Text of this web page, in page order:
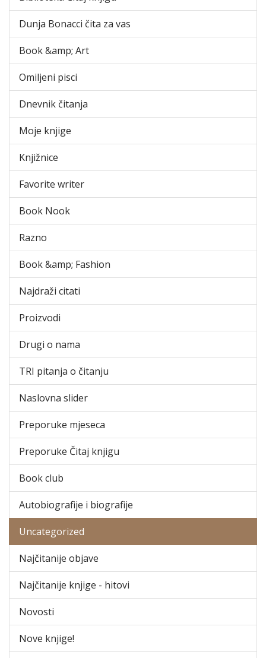
Dunja Bonacci čita za vas
Book &amp; Art
Omiljeni pisci
Dnevnik čitanja
Moje knjige
Knjižnice
Favorite writer
Book Nook
Razno
Book &amp; Fashion
Najdraži citati
Proizvodi
Drugi o nama
TRI pitanja o čitanju
Naslovna slider
Preporuke mjeseca
Preporuke Čitaj knjigu
Book club
Autobiografije i biografije
Uncategorized
Najčitanije objave
Najčitanije knjige - hitovi
Novosti
Nove knjige!